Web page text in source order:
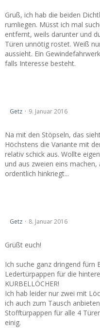
Gruß, ich hab die beiden
rumliegen. Müsst ich mal
entfernt, weils darunter und
Türen unnötig rostet. Weiß
aussieht. Ein
falls Interesse besteht.
Getz 9. Januar 2016
Na mit den Stöpseln, das
Höchstens die Variante mit
relativ schick aus. Wollte
und aus zweien eins
ordentlich hinkriegt...
Getz 8. Januar 2016
Grüßt euch!
Ich suche ganz dringend fürn
Ledertürpappen für die
KURBELLÖCHER!
Ich hab leider nur zwei mit
ich auch zum Tausch
Stofftürpappen für alle 4
einig.